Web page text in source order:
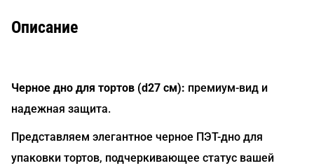
Описание
Черное дно для тортов (d27 см): премиум-вид и
надежная защита.
Представляем элегантное черное ПЭТ-дно для
упаковки тортов, подчеркивающее статус вашей